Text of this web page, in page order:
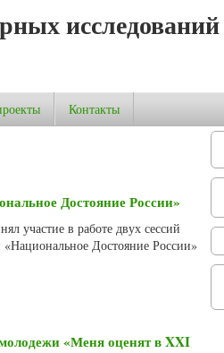
исследований
Контакты
Достояние России»
участие в работе двух сессий
Достояние России»
молодежи «Меня оценят в XXI